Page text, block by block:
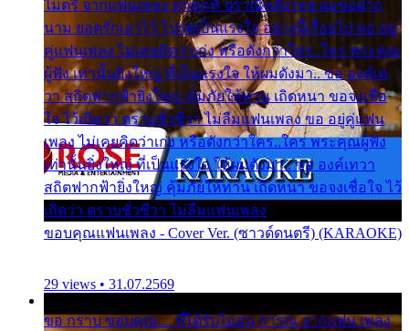
ไมตรี จากแฟนเพลง ทุกทุกที่ ปราณีหลั่งไหล ผมขอฝาก
นาม ยอดรักเอาไว้ โปรดเป็นแรงใจ อย่างนี้เรื่อยไป ขอ อยู่
คู่แฟนเพลง ไม่เคยคิดว่าเก่ง หรือดังกว่าใคร..ใคร พระคุณ
ผู้ฟัง เท่านั้นยิ่งใหญ่ ที่เป็นแรงใจ ให้ผมดังมา.. ขอ องค์เท
วา สถิตฟากฟ้ายิ่งใหญ่ คุ้มภัยให้ท่าน เถิดหนา ขอจงเชื่อ
ใจ ไว้เถิดว่า ตราบชั่วชีวา ไม่ลืมแฟนเพลง ขอ อยู่คู่แฟน
เพลง ไม่เคยคิดว่าเก่ง หรือดังกว่าใคร..ใคร พระคุณผู้ฟัง
เท่านั้นยิ่งใหญ่ ที่เป็นแรงใจ ให้ผมดังมา.. ขอ องค์เทวา
สถิตฟากฟ้ายิ่งใหญ่ คุ้มภัยให้ท่าน เถิดหนา ขอจงเชื่อใจ ไว้
เถิดว่า ตราบชั่วชีวา ไม่ลืมแฟนเพลง
ขอบคุณแฟนเพลง - Cover Ver. (ซาวด์ดนตรี) (KARAOKE)
29 views • 31.07.2569
ขอ กราบ ขอบคุณ.... ที่ได้รับไออุ่น การุณ จากแฟน เพลง